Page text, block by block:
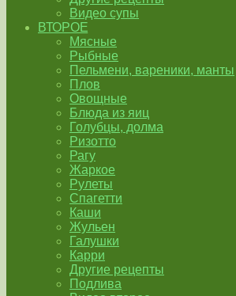
Видео супы
ВТОРОЕ
Мясные
Рыбные
Пельмени, вареники, манты
Плов
Овощные
Блюда из яиц
Голубцы, долма
Ризотто
Рагу
Жаркое
Рулеты
Спагетти
Каши
Жульен
Галушки
Карри
Другие рецепты
Подлива